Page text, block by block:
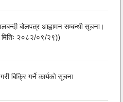
बोलपत्र आह्वामन सम्बन्धी सूचना।
२०८२/०९/२९))
बिक्रि गर्ने कार्यको सूचना